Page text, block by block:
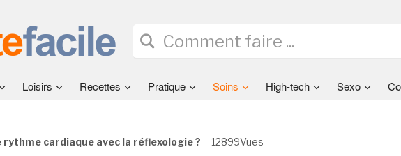
Loisirs Recettes Pratique Soins High-tech Sexo
12899Vues
cardiaque avec la réflexologie ?